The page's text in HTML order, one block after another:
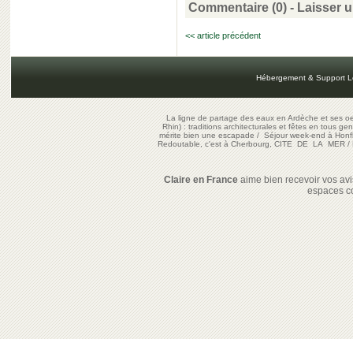
Commentaire (0) - Laisser
<< article précédent
Hébergement & Support
La ligne de partage des eaux en Ardèche et ses
Rhin) : traditions architecturales et fêtes en tous
mérite bien une escapade/Séjour week-end à
Redoutable, c'est à Cherbourg, CITE DE LA MER/
Claire en Franceaime bien recevoir vos
espaces